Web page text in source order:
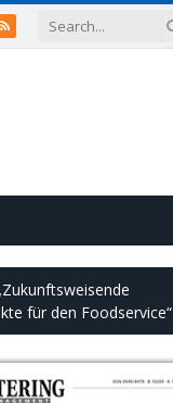
RSS
für den Foodservice“